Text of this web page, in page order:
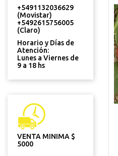
+5491132036629
(Movistar)
+5492615756005
(Claro)
Horario y Días de
Atención:
Lunes a Viernes de
9 a 18 hs
VENTA MINIMA $
5000